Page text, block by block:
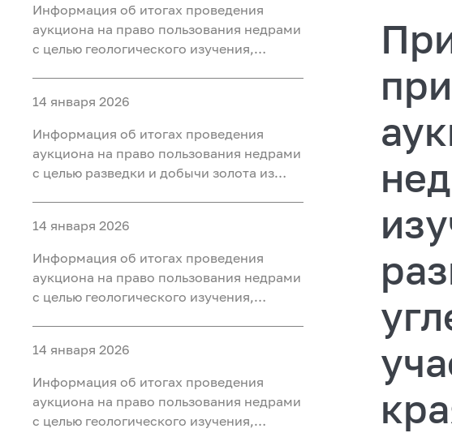
Информация об итогах проведения
аукциона на право пользования недрами
с целью геологического изучения,
«Тарховский», расположенного на
территории Ханты-Мансийского района
Ханты-Мансийского автономного округа
- Югры
14 января 2026
Информация об итогах проведения
аукциона на право пользования недрами
с целью разведки и добычи золота из
недр «Мостовка р.» в Свердловской
области
14 января 2026
Информация об итогах проведения
аукциона на право пользования недрами
с целью геологического изучения,
«Юильский 5», расположенного на
территории Белоярского района Ханты-
Мансийского автономного округа - Югры
14 января 2026
Информация об итогах проведения
аукциона на право пользования недрами
с целью геологического изучения,